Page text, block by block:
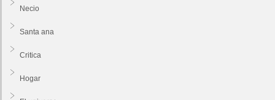
Necio
Santa ana
Critica
Hogar